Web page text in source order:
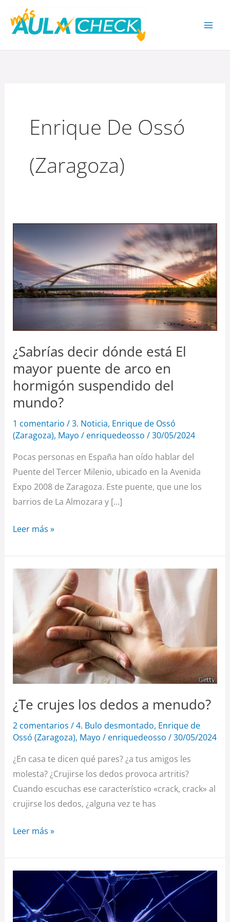
contenido
Enrique De Ossó
(Zaragoza)
¿Sabrías decir dónde está El
mayor puente de arco en
hormigón suspendido del
mundo?
1 comentario /3. Noticia, Enrique de Ossó
(Zaragoza), Mayo / enriquedeosso /30/05/2024
Pocas personas en España han oído hablar del
Puente del Tercer Milenio, ubicado en la Avenida
Expo 2008 de Zaragoza. Este puente, que une los
barrios de La Almozara y […]
decir
dónde
está
El
mayor
de
arco
en
hormigón
suspendido
del
mundo?
Leer más »
¿Te crujes los dedos a menudo?
2 comentarios /4. Bulo desmontado, Enrique de
Ossó (Zaragoza), Mayo / enriquedeosso /30/05/2024
¿En casa te dicen qué pares? ¿a tus amigos les
molesta? ¿Crujirse los dedos provoca artritis?
Cuando escuchas ese característico «crack, crack» al
crujirse los dedos, ¿alguna vez te has
¿Te
dedos
a
menudo?
Leer más »
músculos
como